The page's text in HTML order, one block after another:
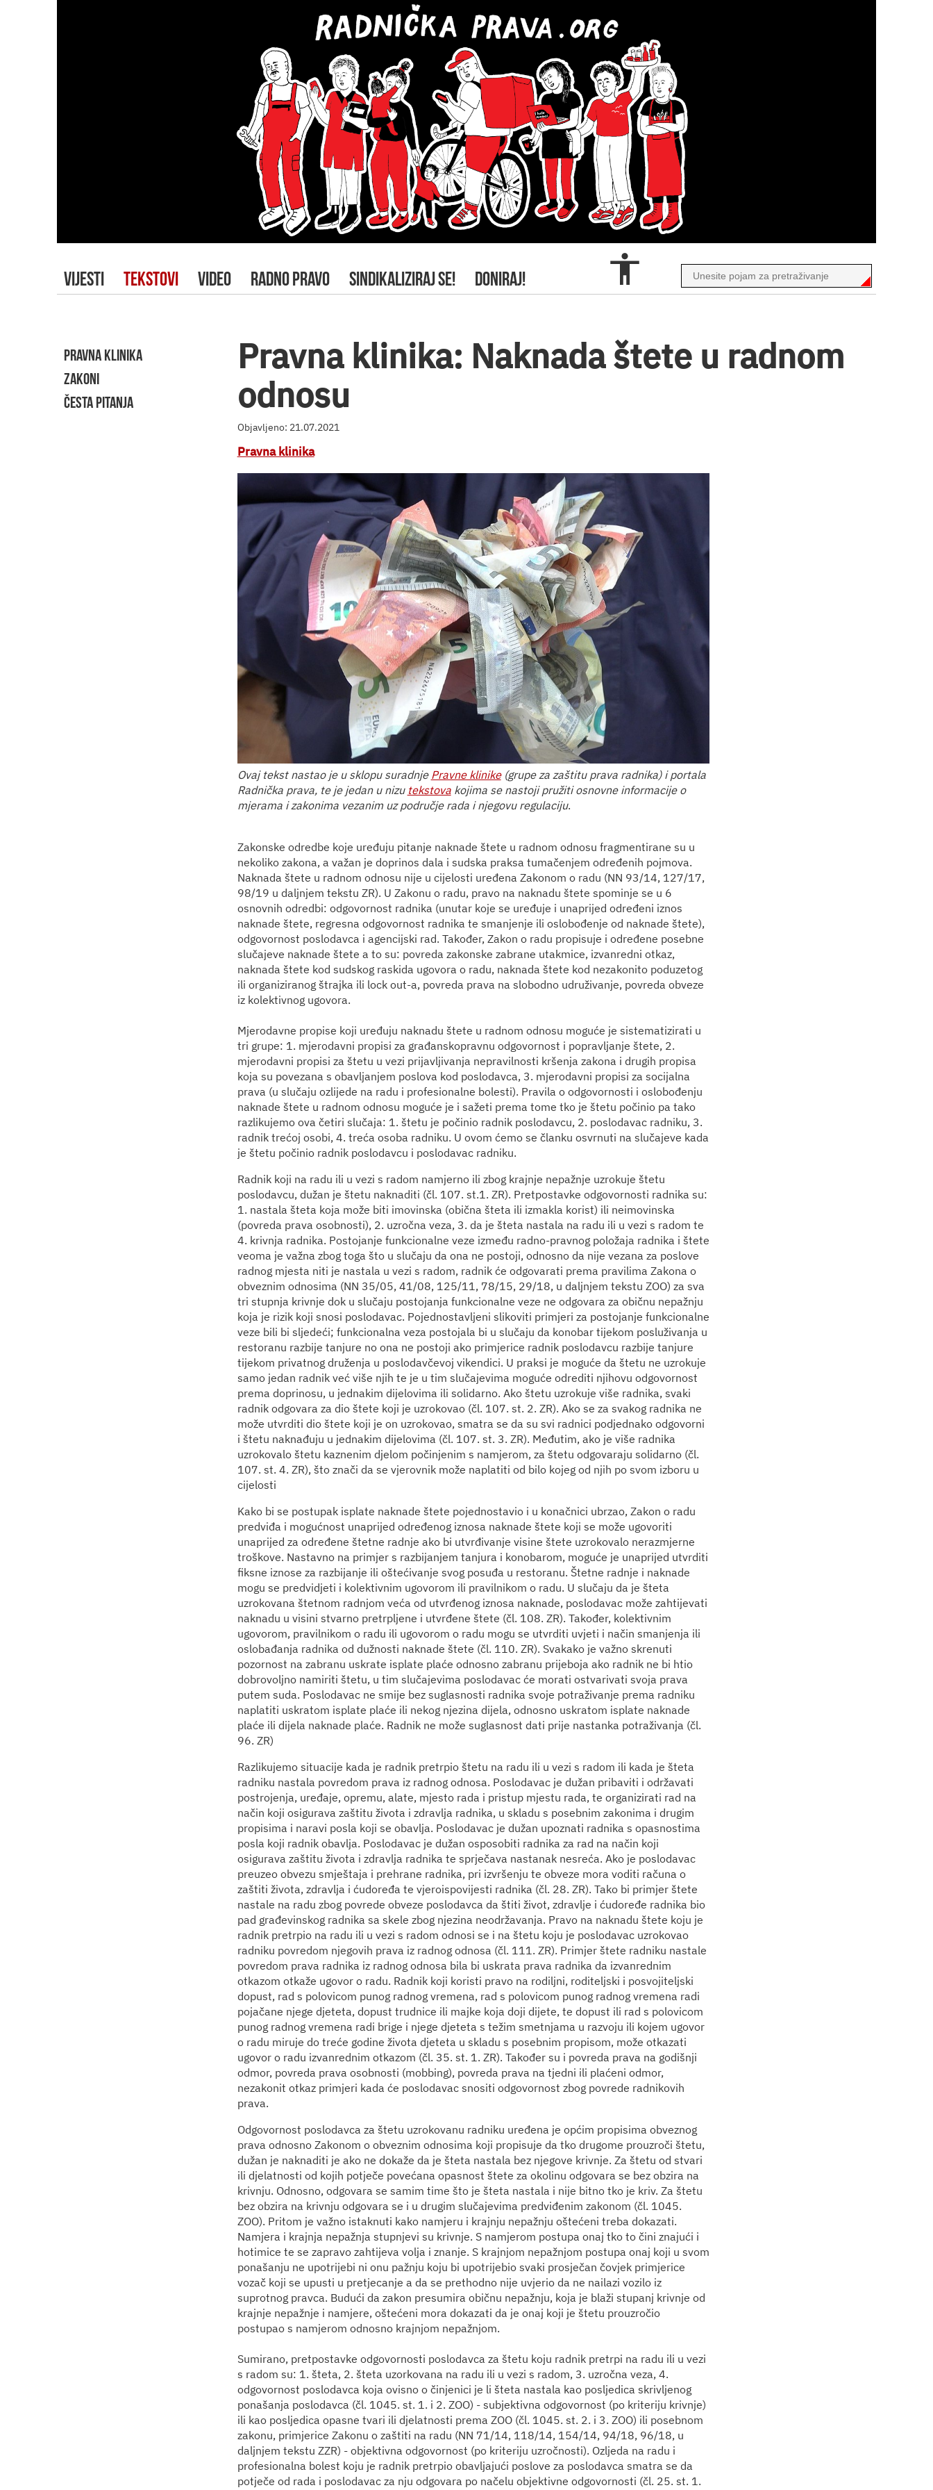
VIJESTI TEKSTOVI VIDEO RADNO PRAVO SINDIKALIZIRAJ SE! DONIRAJ!
PRAVNA KLINIKA
ZAKONI
ČESTA PITANJA
Pravna klinika: Naknada štete u radnom
odnosu
Objavljeno: 21.07.2021
Pravna klinika
Ovaj tekst nastao je u sklopu suradnje Pravne klinike(grupe za zaštitu prava radnika) i portala
Radnička prava, te je jedan u nizu tekstovakojima se nastoji pružiti osnovne informacije o
mjerama i zakonima vezanim uz područje rada i njegovu regulaciju.
Zakonske odredbe koje uređuju pitanje naknade štete u radnom odnosu fragmentirane su u
nekoliko zakona, a važan je doprinos dala i sudska praksa tumačenjem određenih pojmova.
Naknada štete u radnom odnosu nije u cijelosti uređena Zakonom o radu (NN 93/14, 127/17,
98/19 u daljnjem tekstu ZR). U Zakonu o radu, pravo na naknadu štete spominje se u 6
osnovnih odredbi: odgovornost radnika (unutar koje se uređuje i unaprijed određeni iznos
naknade štete, regresna odgovornost radnika te smanjenje ili oslobođenje od naknade štete),
odgovornost poslodavca i agencijski rad. Također, Zakon o radu propisuje i određene posebne
slučajeve naknade štete a to su: povreda zakonske zabrane utakmice, izvanredni otkaz,
naknada štete kod sudskog raskida ugovora o radu, naknada štete kod nezakonito poduzetog
ili organiziranog štrajka ili lock out-a, povreda prava na slobodno udruživanje, povreda obveze
iz kolektivnog ugovora.
Mjerodavne propise koji uređuju naknadu štete u radnom odnosu moguće je sistematizirati u
tri grupe: 1. mjerodavni propisi za građanskopravnu odgovornost i popravljanje štete, 2.
mjerodavni propisi za štetu u vezi prijavljivanja nepravilnosti kršenja zakona i drugih propisa
koja su povezana s obavljanjem poslova kod poslodavca, 3. mjerodavni propisi za socijalna
prava (u slučaju ozlijede na radu i profesionalne bolesti). Pravila o odgovornosti i oslobođenju
naknade štete u radnom odnosu moguće je i sažeti prema tome tko je štetu počinio pa tako
razlikujemo ova četiri slučaja: 1. štetu je počinio radnik poslodavcu, 2. poslodavac radniku, 3.
radnik trećoj osobi, 4. treća osoba radniku. U ovom ćemo se članku osvrnuti na slučajeve kada
je štetu počinio radnik poslodavcu i poslodavac radniku.
Radnik koji na radu ili u vezi s radom namjerno ili zbog krajnje nepažnje uzrokuje štetu
poslodavcu, dužan je štetu naknaditi (čl. 107. st.1. ZR). Pretpostavke odgovornosti radnika su:
1. nastala šteta koja može biti imovinska (obična šteta ili izmakla korist) ili neimovinska
(povreda prava osobnosti), 2. uzročna veza, 3. da je šteta nastala na radu ili u vezi s radom te
4. krivnja radnika. Postojanje funkcionalne veze između radno-pravnog položaja radnika i štete
veoma je važna zbog toga što u slučaju da ona ne postoji, odnosno da nije vezana za poslove
radnog mjesta niti je nastala u vezi s radom, radnik će odgovarati prema pravilima Zakona o
obveznim odnosima (NN 35/05, 41/08, 125/11, 78/15, 29/18, u daljnjem tekstu ZOO) za sva
tri stupnja krivnje dok u slučaju postojanja funkcionalne veze ne odgovara za običnu nepažnju
koja je rizik koji snosi poslodavac. Pojednostavljeni slikoviti primjeri za postojanje funkcionalne
veze bili bi sljedeći; funkcionalna veza postojala bi u slučaju da konobar tijekom posluživanja u
restoranu razbije tanjure no ona ne postoji ako primjerice radnik poslodavcu razbije tanjure
tijekom privatnog druženja u poslodavčevoj vikendici. U praksi je moguće da štetu ne uzrokuje
samo jedan radnik već više njih te je u tim slučajevima moguće odrediti njihovu odgovornost
prema doprinosu, u jednakim dijelovima ili solidarno. Ako štetu uzrokuje više radnika, svaki
radnik odgovara za dio štete koji je uzrokovao (čl. 107. st. 2. ZR). Ako se za svakog radnika ne
može utvrditi dio štete koji je on uzrokovao, smatra se da su svi radnici podjednako odgovorni
i štetu naknađuju u jednakim dijelovima (čl. 107. st. 3. ZR). Međutim, ako je više radnika
uzrokovalo štetu kaznenim djelom počinjenim s namjerom, za štetu odgovaraju solidarno (čl.
107. st. 4. ZR), što znači da se vjerovnik može naplatiti od bilo kojeg od njih po svom izboru u
cijelosti
Kako bi se postupak isplate naknade štete pojednostavio i u konačnici ubrzao, Zakon o radu
predviđa i mogućnost unaprijed određenog iznosa naknade štete koji se može ugovoriti
unaprijed za određene štetne radnje ako bi utvrđivanje visine štete uzrokovalo nerazmjerne
troškove. Nastavno na primjer s razbijanjem tanjura i konobarom, moguće je unaprijed utvrditi
fiksne iznose za razbijanje ili oštećivanje svog posuđa u restoranu. Štetne radnje i naknade
mogu se predvidjeti i kolektivnim ugovorom ili pravilnikom o radu. U slučaju da je šteta
uzrokovana štetnom radnjom veća od utvrđenog iznosa naknade, poslodavac može zahtijevati
naknadu u visini stvarno pretrpljene i utvrđene štete (čl. 108. ZR). Također, kolektivnim
ugovorom, pravilnikom o radu ili ugovorom o radu mogu se utvrditi uvjeti i način smanjenja ili
oslobađanja radnika od dužnosti naknade štete (čl. 110. ZR). Svakako je važno skrenuti
pozornost na zabranu uskrate isplate plaće odnosno zabranu prijeboja ako radnik ne bi htio
dobrovoljno namiriti štetu, u tim slučajevima poslodavac će morati ostvarivati svoja prava
putem suda. Poslodavac ne smije bez suglasnosti radnika svoje potraživanje prema radniku
naplatiti uskratom isplate plaće ili nekog njezina dijela, odnosno uskratom isplate naknade
plaće ili dijela naknade plaće. Radnik ne može suglasnost dati prije nastanka potraživanja (čl.
96. ZR)
Razlikujemo situacije kada je radnik pretrpio štetu na radu ili u vezi s radom ili kada je šteta
radniku nastala povredom prava iz radnog odnosa. Poslodavac je dužan pribaviti i održavati
postrojenja, uređaje, opremu, alate, mjesto rada i pristup mjestu rada, te organizirati rad na
način koji osigurava zaštitu života i zdravlja radnika, u skladu s posebnim zakonima i drugim
propisima i naravi posla koji se obavlja. Poslodavac je dužan upoznati radnika s opasnostima
posla koji radnik obavlja. Poslodavac je dužan osposobiti radnika za rad na način koji
osigurava zaštitu života i zdravlja radnika te sprječava nastanak nesreća. Ako je poslodavac
preuzeo obvezu smještaja i prehrane radnika, pri izvršenju te obveze mora voditi računa o
zaštiti života, zdravlja i ćudoređa te vjeroispovijesti radnika (čl. 28. ZR). Tako bi primjer štete
nastale na radu zbog povrede obveze poslodavca da štiti život, zdravlje i ćudoređe radnika bio
pad građevinskog radnika sa skele zbog njezina neodržavanja. Pravo na naknadu štete koju je
radnik pretrpio na radu ili u vezi s radom odnosi se i na štetu koju je poslodavac uzrokovao
radniku povredom njegovih prava iz radnog odnosa (čl. 111. ZR). Primjer štete radniku nastale
povredom prava radnika iz radnog odnosa bila bi uskrata prava radnika da izvanrednim
otkazom otkaže ugovor o radu. Radnik koji koristi pravo na rodiljni, roditeljski i posvojiteljski
dopust, rad s polovicom punog radnog vremena, rad s polovicom punog radnog vremena radi
pojačane njege djeteta, dopust trudnice ili majke koja doji dijete, te dopust ili rad s polovicom
punog radnog vremena radi brige i njege djeteta s težim smetnjama u razvoju ili kojem ugovor
o radu miruje do treće godine života djeteta u skladu s posebnim propisom, može otkazati
ugovor o radu izvanrednim otkazom (čl. 35. st. 1. ZR). Također su i povreda prava na godišnji
odmor, povreda prava osobnosti (mobbing), povreda prava na tjedni ili plaćeni odmor,
nezakonit otkaz primjeri kada će poslodavac snositi odgovornost zbog povrede radnikovih
prava.
Odgovornost poslodavca za štetu uzrokovanu radniku uređena je općim propisima obveznog
prava odnosno Zakonom o obveznim odnosima koji propisuje da tko drugome prouzroči štetu,
dužan je naknaditi je ako ne dokaže da je šteta nastala bez njegove krivnje. Za štetu od stvari
ili djelatnosti od kojih potječe povećana opasnost štete za okolinu odgovara se bez obzira na
krivnju. Odnosno, odgovara se samim time što je šteta nastala i nije bitno tko je kriv. Za štetu
bez obzira na krivnju odgovara se i u drugim slučajevima predviđenim zakonom (čl. 1045.
ZOO). Pritom je važno istaknuti kako namjeru i krajnju nepažnju oštećeni treba dokazati.
Namjera i krajnja nepažnja stupnjevi su krivnje. S namjerom postupa onaj tko to čini znajući i
hotimice te se zapravo zahtijeva volja i znanje. S krajnjom nepažnjom postupa onaj koji u svom
ponašanju ne upotrijebi ni onu pažnju koju bi upotrijebio svaki prosječan čovjek primjerice
vozač koji se upusti u pretjecanje a da se prethodno nije uvjerio da ne nailazi vozilo iz
suprotnog pravca. Budući da zakon presumira običnu nepažnju, koja je blaži stupanj krivnje od
krajnje nepažnje i namjere, oštećeni mora dokazati da je onaj koji je štetu prouzročio
postupao s namjerom odnosno krajnjom nepažnjom.
Sumirano, pretpostavke odgovornosti poslodavca za štetu koju radnik pretrpi na radu ili u vezi
s radom su: 1. šteta, 2. šteta uzorkovana na radu ili u vezi s radom, 3. uzročna veza, 4.
odgovornost poslodavca koja ovisno o činjenici je li šteta nastala kao posljedica skrivljenog
ponašanja poslodavca (čl. 1045. st. 1. i 2. ZOO) - subjektivna odgovornost (po kriteriju krivnje)
ili kao posljedica opasne tvari ili djelatnosti prema ZOO (čl. 1045. st. 2. i 3. ZOO) ili posebnom
zakonu, primjerice Zakonu o zaštiti na radu (NN 71/14, 118/14, 154/14, 94/18, 96/18, u
daljnjem tekstu ZZR) - objektivna odgovornost (po kriteriju uzročnosti). Ozljeda na radu i
profesionalna bolest koju je radnik pretrpio obavljajući poslove za poslodavca smatra se da
potječe od rada i poslodavac za nju odgovara po načelu objektivne odgovornosti (čl. 25. st. 1.